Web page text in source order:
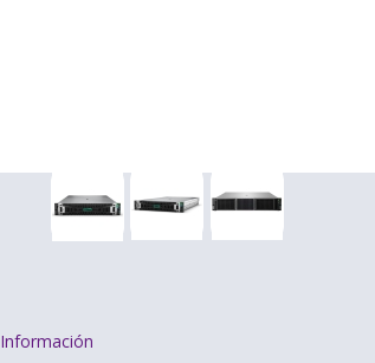
Información